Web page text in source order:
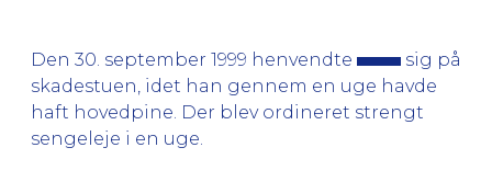
Den 30. september 1999 henvendte
sig på
skadestuen, idet han gennem en uge havde
haft hovedpine. Der blev ordineret strengt
sengeleje i en uge.